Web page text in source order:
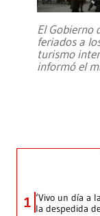
El Gobierno
feriados a
turismo
informó el
1 ‘Vivo un día a
la despedida